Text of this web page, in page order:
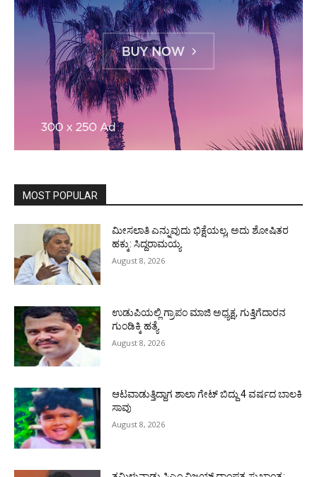
MOST POPULAR
ಮೀಸಲಾತಿ ಎನ್ನುವುದು ಭಿಕ್ಷೆಯಲ್ಲ, ಅದು ಶೋಷಿತರ
ಹಕ್ಕು: ಸಿದ್ದರಾಮಯ್ಯ
August 8, 2026
ಉಡುಪಿಯಲ್ಲಿ ಗ್ರಾಪಂ ಮಾಜಿ ಅಧ್ಯಕ್ಷ, ಗುತ್ತಿಗೆದಾರನ
ಗುಂಡಿಕ್ಕಿ ಹತ್ಯೆ
August 8, 2026
ಆಟವಾಡುತ್ತಿದ್ದಾಗ ಶಾಲಾ ಗೇಟ್‌ ಬಿದ್ದು 4 ವರ್ಷದ ಬಾಲಕಿ
ಸಾವು
August 8, 2026